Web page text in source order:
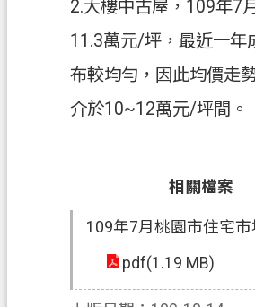
2.大樓中古屋，109年7
11.3萬元/坪，最近一年
布較均勻，因此均價走
介於10~12萬元/坪間。
相關檔案
109年7月桃園市住宅市
pdf(1.19 MB)